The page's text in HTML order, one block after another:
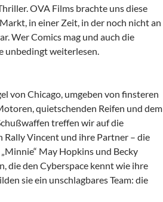
OVA Films brachte uns diese
in einer Zeit, in der noch nicht an
Wer Comics mag und auch die
unbedingt weiterlesen.
von Chicago, umgeben von finsteren
quietschenden Reifen und dem
treffen wir auf die
Vincent und ihre Partner – die
May Hopkins und Becky
die den Cyberspace kennt wie ihre
sie ein unschlagbares Team: die